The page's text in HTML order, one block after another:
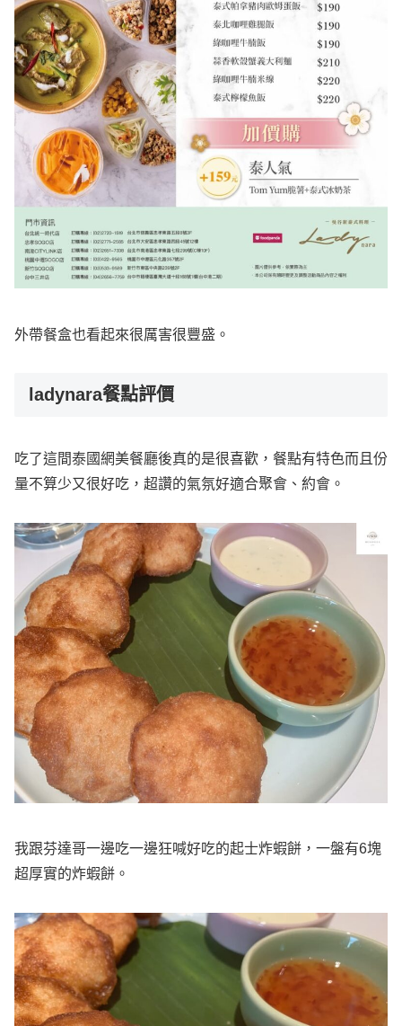
外帶餐盒也看起來很厲害很豐盛。
ladynara餐點評價
吃了這間泰國網美餐廳後真的是很喜歡，餐點有特色而且份
量不算少又很好吃，超讚的氣氛好適合聚會、約會。
我跟芬達哥一邊吃一邊狂喊好吃的起士炸蝦餅，一盤有6塊
超厚實的炸蝦餅。